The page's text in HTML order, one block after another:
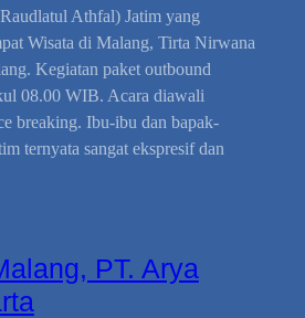
Athfal) Jatim yang
Wisata di Malang, Tirta Nirwana
Kegiatan paket outbound
08.00 WIB. Acara diawali
breaking. Ibu-ibu dan bapak-
ternyata sangat ekspresif dan
PT. Arya